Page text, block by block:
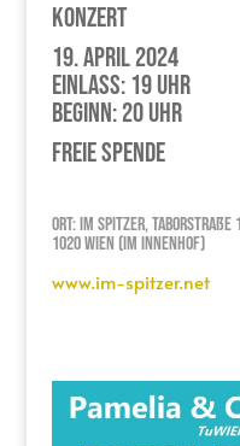
Konzert
19. April 2024
Einlass: 19 Uhr
Beginn: 20 Uhr
Freie Spende
Ort: Im Spitzer, Taborstraße
1020 Wien (Im Innenhof)
www.im-spitzer.net